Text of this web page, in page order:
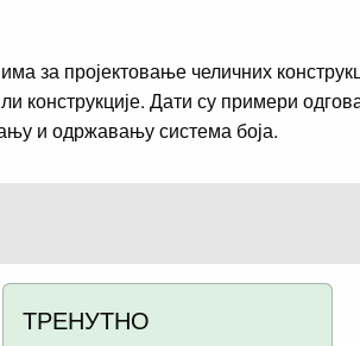
за пројектовање челичних
конструкције. Дати су примери
и одржавању система боја.
ТРЕНУТНО